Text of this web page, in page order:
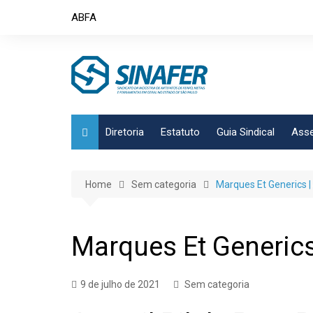
ABFA
Diretoria Estatuto Guia Sindical
Home Sem categoria Marques Et Generics
Marques Et
9 de julho de 2021 Sem categoria